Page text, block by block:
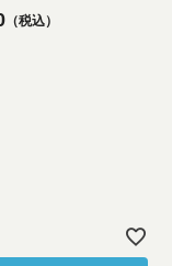
税込